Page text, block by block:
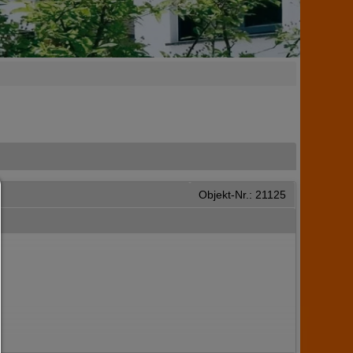
Objekt-Nr.: 21125
Consent Manager